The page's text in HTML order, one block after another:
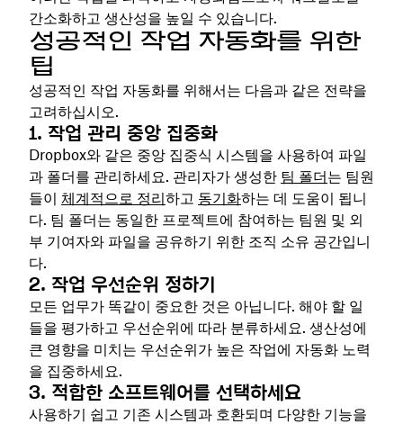
간소화하고 생산성을 높일 수 있습니다.
성공적인 작업 자동화를 위한
팁
성공적인 작업 자동화를 위해서는 다음과 같은 전략을
고려하십시오.
1. 작업 관리 중앙 집중화
Dropbox와 같은 중앙 집중식 시스템을 사용하여 파일
과 폴더를 관리하세요. 관리자가 생성한 팀 폴더는 팀원
들이 체계적으로 정리하고 동기화하는 데 도움이 됩니
다. 팀 폴더는 동일한 프로젝트에 참여하는 팀원 및 외
부 기여자와 파일을 공유하기 위한 조직 소유 공간입니
다.
2. 작업 우선순위 정하기
모든 업무가 똑같이 중요한 것은 아닙니다. 해야 할 일
들을 평가하고 우선순위에 따라 분류하세요. 생산성에
큰 영향을 미치는 우선순위가 높은 작업에 자동화 노력
을 집중하세요.
3. 적합한 소프트웨어를 선택하세요
사용하기 쉽고 기존 시스템과 호환되며 다양한 기능을